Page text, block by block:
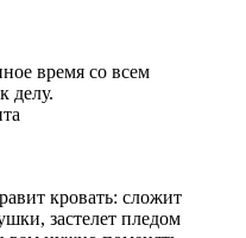
время со всем
делу.
кровать: сложит
застелет пледом